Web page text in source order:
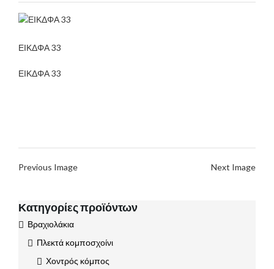
ΕΙΚΔΦΑ 33
ΕΙΚΔΦΑ 33
Previous Image Next Image
Κατηγορίες προϊόντων
Βραχιολάκια
Πλεκτά κομποσχοίνι
Χοντρός κόμπος